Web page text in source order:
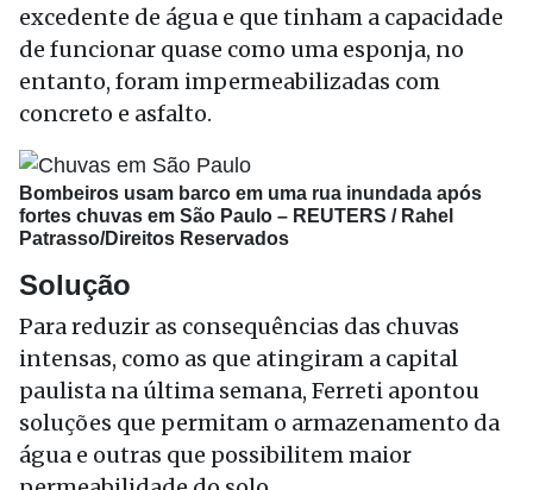
excedente de água e que tinham a capacidade
de funcionar quase como uma esponja, no
entanto, foram impermeabilizadas com
concreto e asfalto.
Bombeiros usam barco em uma rua inundada após
fortes chuvas em São Paulo – REUTERS / Rahel
Patrasso/Direitos Reservados
Solução
Para reduzir as consequências das chuvas
intensas, como as que atingiram a capital
paulista na última semana, Ferreti apontou
soluções que permitam o armazenamento da
água e outras que possibilitem maior